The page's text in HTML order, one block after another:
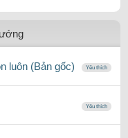
luôn (Bản gốc) Yêu thích
Yêu thích